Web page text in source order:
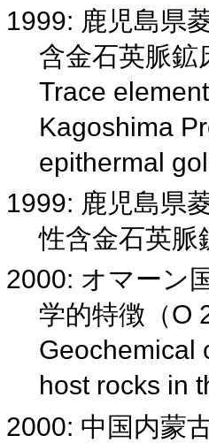
1999: 鹿児島県
含金石英脈
Trace
Kagoshima
epithermal
1999: 鹿児島県
性含金石英
2000: オマーン
学的特徴（O
Geochemical
host rocks in
2000: 中国内蒙